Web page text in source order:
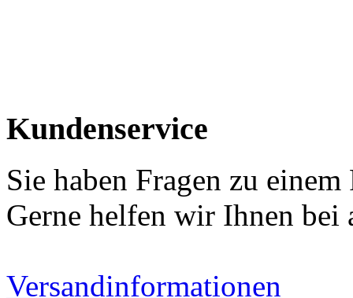
Kundenservice
Sie haben Fragen zu
Gerne helfen wir Ihnen bei
Versandinformationen